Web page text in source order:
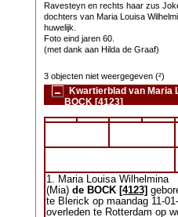
Ravesteyn en rechts haar zus
dochters van Maria Louisa
huwelijk.
Foto eind jaren 60.
(met dank aan Hilda de Graaf)
3 objecten niet weergegeven (²)
Kwartierblad van Maria
BOCK [4123]
1. Maria Louisa Wilhelmina
(Mia) de BOCK [4123]
te Blerick op maandag 11-
overleden te Rotterdam op